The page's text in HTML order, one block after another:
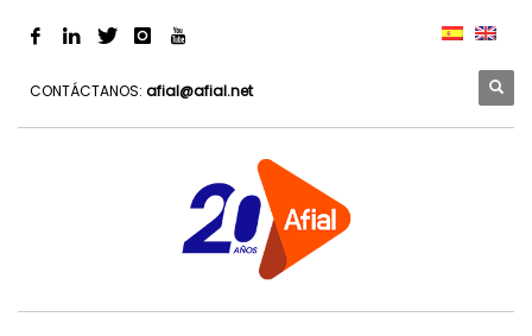
CONTÁCTANOS: afial@afial.net